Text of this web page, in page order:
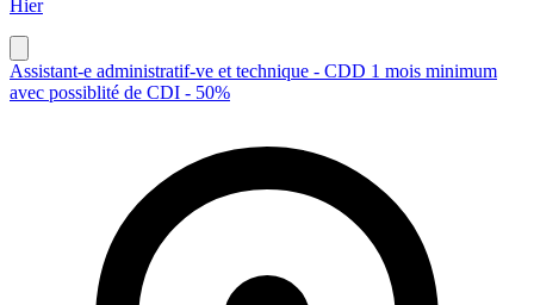
Hier
Assistant-e administratif-ve et technique - CDD 1 mois minimum
avec possiblité de CDI - 50%